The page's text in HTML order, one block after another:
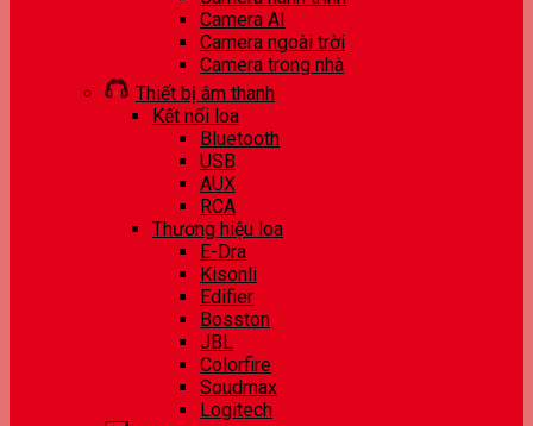
Camera AI
Camera ngoài trời
Camera trong nhà
Thiết bị âm thanh
Kết nối loa
Bluetooth
USB
AUX
RCA
Thương hiệu loa
E-Dra
Kisonli
Edifier
Bosston
JBL
Colorfire
Soudmax
Logitech